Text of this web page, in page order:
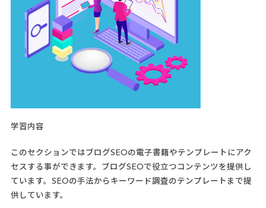
学習内容
このセクションではブログSEOの電子書籍やテンプレートにアク
セスする事ができます。ブログSEOで役立つコンテンツを提供し
ています。SEOの手法からキーワード調査のテンプレートまで提
供しています。